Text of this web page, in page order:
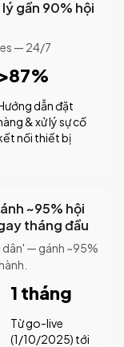
gần 90% hội
— 24/7
>87%
dẫn đặt
& xử lý sự cố
nối thiết bị
~95% hội
tháng đầu
— gánh ~95%
1 tháng
Từ go-live
(1/10/2025) tới